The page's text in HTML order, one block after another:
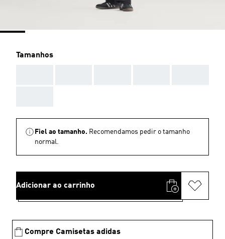
Tamanhos
Fiel ao tamanho. Recomendamos pedir o tamanho
normal.
Adicionar ao carrinho
Compre Camisetas adidas